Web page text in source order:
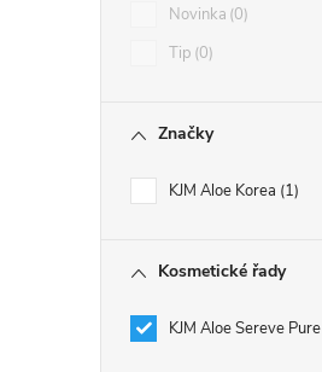
Novinka 0
Tip 0
Značky
KJM Aloe Korea 1
Kosmetické řady
KJM Aloe Sereve Pure